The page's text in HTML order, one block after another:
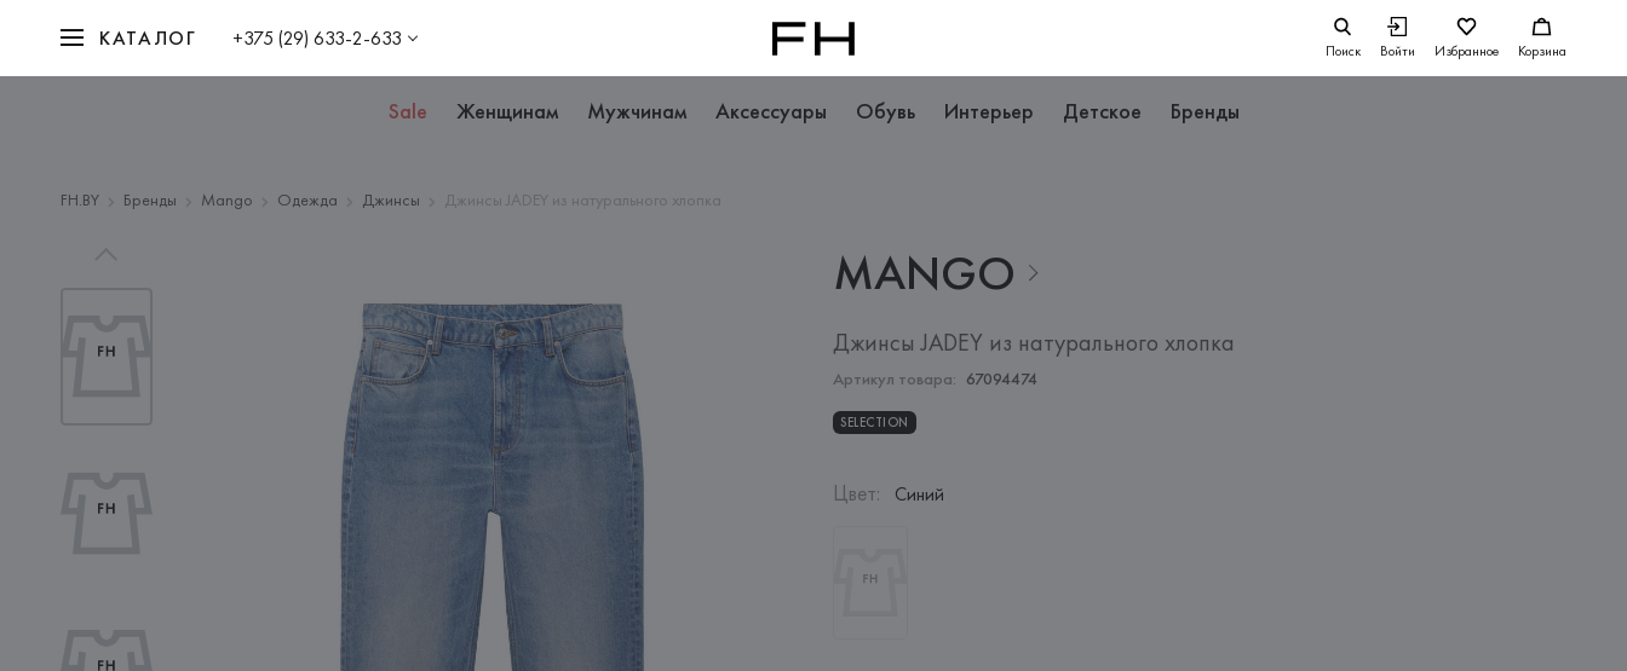
КАТАЛОГ +375 (29) 633-2-633 Поиск Войти Избранное Корзина
Sale Женщинам Мужчинам Аксессуары Обувь Интерьер Детское Бренды
FH.BY Бренды Mango Одежда Джинсы Джинсы JADEY из натурального хлопка
MANGO
Джинсы JADEY из натурального хлопка
Артикул товара: 67094474
SELECTION
Цвет: Синий